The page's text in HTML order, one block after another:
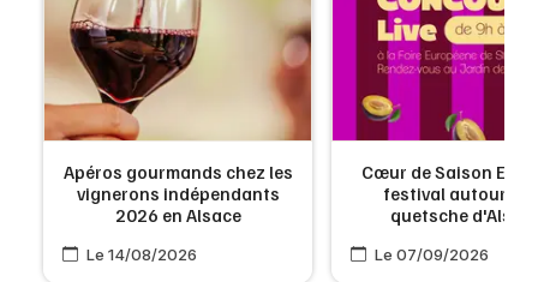
Apéros gourmands chez les
vignerons indépendants
2026 en Alsace
Le 14/08/2026
Cœur de Saison Ed.
festival autour de
quetsche
Le 07/09/2026